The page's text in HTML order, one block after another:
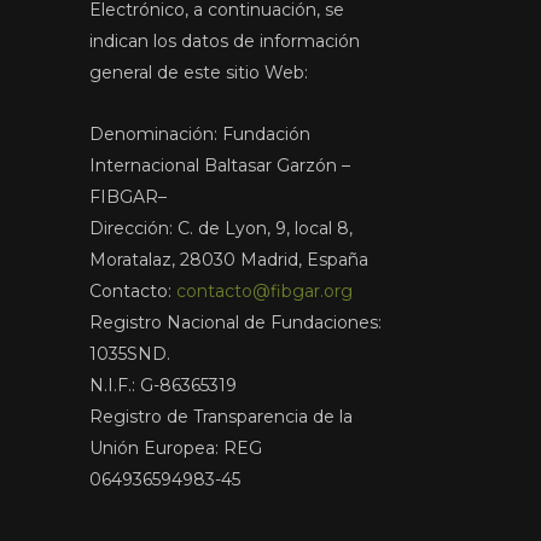
Electrónico, a continuación, se
indican los datos de información
general de este sitio Web:
Denominación: Fundación
Internacional Baltasar Garzón –
FIBGAR–
Dirección: C. de Lyon, 9, local 8,
Moratalaz, 28030 Madrid, España
Contacto: contacto@fibgar.org
Registro Nacional de Fundaciones:
1035SND.
N.I.F.: G-86365319
Registro de Transparencia de la
Unión Europea: REG
064936594983-45